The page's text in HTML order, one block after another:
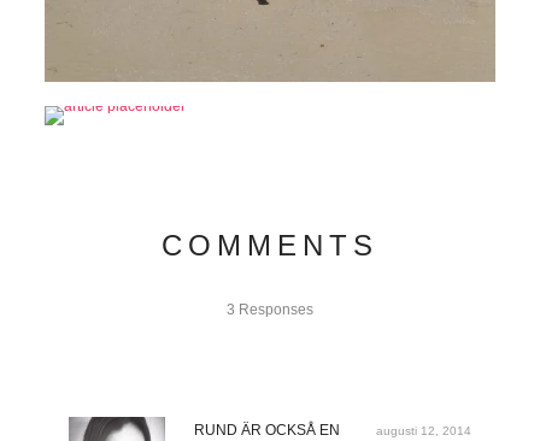
COMMENTS
3 Responses
augusti 12, 2014
RUND ÄR OCKSÅ EN